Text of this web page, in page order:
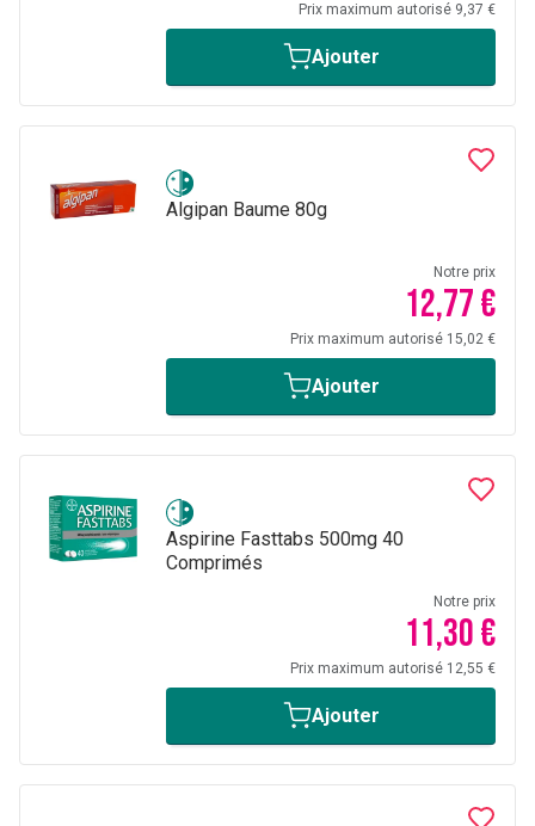
Prix maximum autorisé 9,37 €
Ajouter
Algipan Baume 80g
Notre prix
12,77 €
Prix maximum autorisé 15,02 €
Ajouter
Aspirine Fasttabs 500mg 40
Comprimés
Notre prix
11,30 €
Prix maximum autorisé 12,55 €
Ajouter